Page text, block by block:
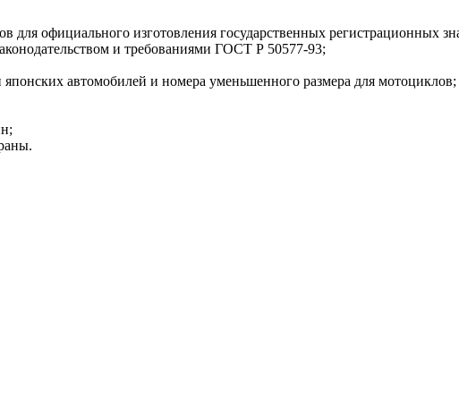
официального изготовления государственных регистрационных
и требованиями ГОСТ Р 50577-93;
автомобилей и номера уменьшенного размера для мотоциклов;